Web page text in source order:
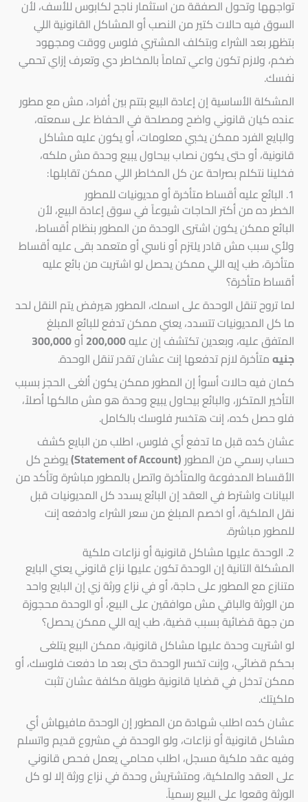
تواجهها وتحول الصفقة من استثمار ناجح لكابوس للأسف، لأن
السوق فيه حالات كتير من النصب أو المشاكل القانونية اللي
بتظهر بعد الشراء وبتكلف المشتري فلوس ووقت ومجهود
ضخم، ولازم تكون واعي تماماً بالمخاطر دي وتعرف إزاي تحمي
نفسك.
المشكلة الأساسية إن إعادة البيع بتتم بين أفراد، مش مع مطور
عنده كيان قانوني واضح ومصلحة في الحفاظ على سمعته،
والبايع الفرد ممكن يخبي معلومات، أو يكون عليه مشاكل
قانونية، أو حتى يكون نصاب بيحاول يبيع وحدة مش ملكه،
فخلينا نتكلم بصراحة عن كل المخاطر اللي ممكن تقابلها:
1. البائع عليه أقساط متأخرة أو مديونيات للمطور
الخطر ده من أكتر الحاجات شيوعاً في سوق إعادة البيع، لأن
البائع ممكن يكون اشترى الوحدة من المطور بنظام أقساط،
ولأي سبب مش قادر يلتزم أو ناسي أو متعمد بقى عليه أقساط
متأخرة، طب إيه اللي ممكن يحصل لو اشتريت من بائع عليه
أقساط متأخرة؟
لما تروح تنقل الوحدة على اسمك، المطور هيرفض يتم النقل لحد
ما كل المديونيات تتسدد، يعني ممكن تدفع للبائع المبلغ
المتفق عليه، وبعدين تكتشف إن عليه200,000أو300,000
جنيهمتأخرة لازم تدفعها إنت عشان تقدر تنقل الوحدة.
كمان فيه حالات أسوأ إن المطور ممكن يكون ألغى الحجز بسبب
التأخير المتكرر، والبائع بيحاول يبيع وحدة هو مش مالكها أصلاً،
فلو حصل كده، إنت هتخسر فلوسك بالكامل.
عشان كده قبل ما تدفع أي فلوس، اطلب من البايع كشف
حساب رسمي من المطور (Statement of Account)
يوضح كل
الأقساط المدفوعة والمتأخرة واتصل بالمطور مباشرة وتأكد من
البيانات واشترط في العقد إن البائع يسدد كل المديونيات قبل
نقل الملكية، أو اخصم المبلغ من سعر الشراء وادفعه إنت
للمطور مباشرة.
2. الوحدة عليها مشاكل قانونية أو نزاعات ملكية
المشكلة التانية إن الوحدة تكون عليها نزاع قانوني يعني البايع
متنازع مع المطور على حاجة، أو في نزاع ورثة زي إن البايع واحد
من الورثة والباقي مش موافقين على البيع، أو الوحدة محجوزة
من جهة قضائية بسبب قضية، طب إيه اللي ممكن يحصل؟
لو اشتريت وحدة عليها مشاكل قانونية، ممكن البيع يتلغى
بحكم قضائي، وإنت تخسر الوحدة حتى بعد ما دفعت فلوسك، أو
ممكن تدخل في قضايا قانونية طويلة مكلفة عشان تثبت
ملكيتك.
عشان كده اطلب شهادة من المطور إن الوحدة مافيهاش أي
مشاكل قانونية أو نزاعات، ولو الوحدة في مشروع قديم واتسلم
وفيه عقد ملكية مسجل، اطلب محامي يعمل فحص قانوني
على العقد والملكية، ومتشتريش وحدة في نزاع ورثة إلا لو كل
الورثة وقعوا على البيع رسمياً.